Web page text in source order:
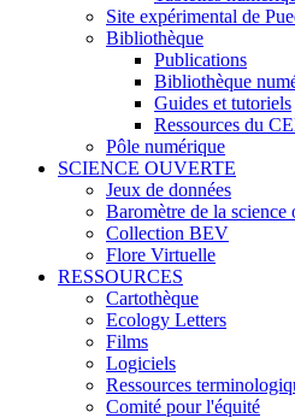
Site expérimental de
Bibliothèque
Publications
Bibliothèque
Guides et tutoriels
Ressources du
Pôle numérique
SCIENCE OUVERTE
Jeux de données
Baromètre de la
Collection BEV
Flore Virtuelle
RESSOURCES
Cartothèque
Ecology Letters
Films
Logiciels
Ressources
Comité pour l'équité